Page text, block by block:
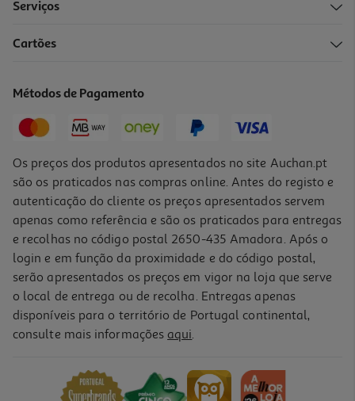
Serviços
Cartões
Métodos de Pagamento
Os preços dos produtos apresentados no site Auchan.pt
são os praticados nas compras online. Antes do registo e
autenticação do cliente os preços apresentados servem
apenas como referência e são os praticados para entregas
e recolhas no código postal 2650-435 Amadora. Após o
login e em função da proximidade e do código postal,
serão apresentados os preços em vigor na loja que serve
o local de entrega ou de recolha. Entregas apenas
disponíveis para o território de Portugal continental,
consulte mais informações aqui.